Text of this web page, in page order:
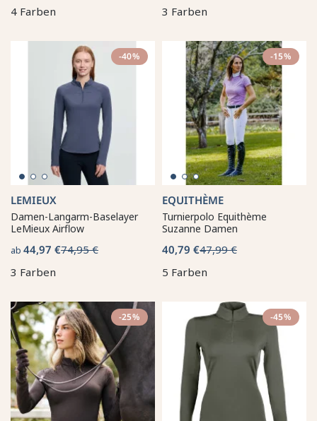
4 Farben
3 Farben
-40%
LEMIEUX
Damen-Langarm-Baselayer
LeMieux Airflow
ab 44,97 €74,95 €
3 Farben
-15%
EQUITHÈME
Turnierpolo Equithème
Suzanne Damen
40,79 €47,99 €
5 Farben
-25% -45%